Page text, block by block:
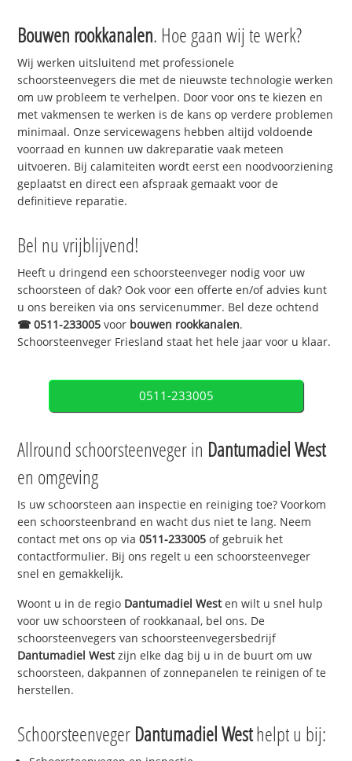
Bouwen rookkanalen. Hoe gaan wij te werk?
Wij werken uitsluitend met professionele
schoorsteenvegers die met de nieuwste technologie werken
om uw probleem te verhelpen. Door voor ons te kiezen en
met vakmensen te werken is de kans op verdere problemen
minimaal. Onze servicewagens hebben altijd voldoende
voorraad en kunnen uw dakreparatie vaak meteen
uitvoeren. Bij calamiteiten wordt eerst een noodvoorziening
geplaatst en direct een afspraak gemaakt voor de
definitieve reparatie.
Bel nu vrijblijvend!
Heeft u dringend een schoorsteenveger nodig voor uw
schoorsteen of dak? Ook voor een offerte en/of advies kunt
u ons bereiken via ons servicenummer. Bel deze ochtend
☎0511-233005 voor bouwen rookkanalen.
Schoorsteenveger Friesland staat het hele jaar voor u klaar.
0511-233005
Allround schoorsteenveger in Dantumadiel West
en omgeving
Is uw schoorsteen aan inspectie en reiniging toe? Voorkom
een schoorsteenbrand en wacht dus niet te lang. Neem
contact met ons op via0511-233005 of gebruik het
contactformulier. Bij ons regelt u een schoorsteenveger
snel en gemakkelijk.
Woont u in de regio Dantumadiel Westen wilt u snel hulp
voor uw schoorsteen of rookkanaal, bel ons. De
schoorsteenvegers van schoorsteenvegersbedrijf
Dantumadiel Westzijn elke dag bij u in de buurt om uw
schoorsteen, dakpannen of zonnepanelen te reinigen of te
herstellen.
Schoorsteenveger Dantumadiel Westhelpt u bij: